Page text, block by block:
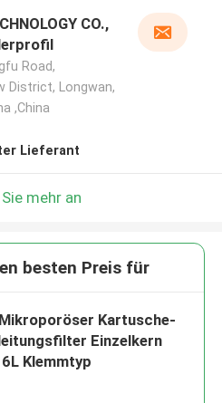
CO.,
Road,
District, Longwan,
,China
Lieferant
mehr an
besten Preis für
Kartusche-
Einzelkern
Klemmtyp